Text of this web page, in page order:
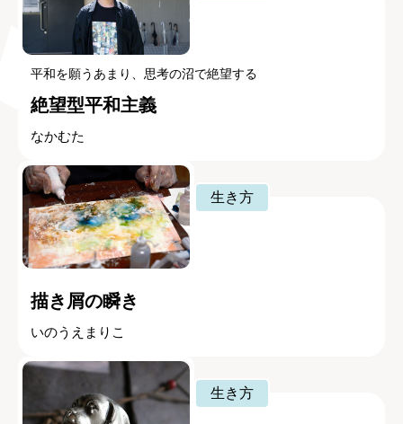
平和を願うあまり、思考の沼で絶望する
絶望型平和主義
なかむた
生き方
描き屑の瞬き
いのうえまりこ
生き方